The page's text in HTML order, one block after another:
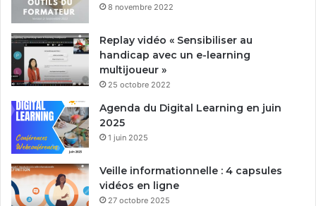
8 novembre 2022
Replay vidéo « Sensibiliser au
handicap avec un e-learning
multijoueur »
25 octobre 2022
Agenda du Digital Learning en juin
2025
1 juin 2025
Veille informationnelle : 4 capsules
vidéos en ligne
27 octobre 2025